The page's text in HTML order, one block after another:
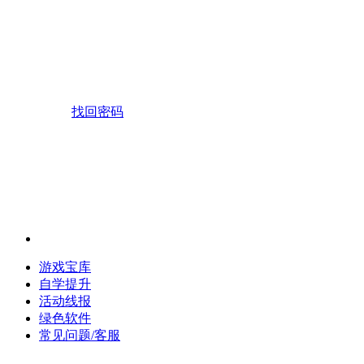
找回密码
游戏宝库
自学提升
活动线报
绿色软件
常见问题/客服